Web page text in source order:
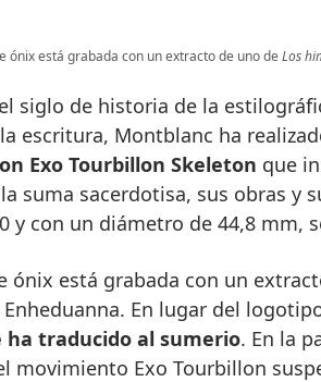
ónix está grabada con un extracto de uno deLos
siglo de historia de la
escritura, Montblanc ha
Exo Tourbillon Skeleton que
suma sacerdotisa, sus obras y
y con un diámetro de 44,8 mm,
ónix está grabada con un
Enheduanna. En lugar del
ha traducido al sumerio. En la
movimiento Exo Tourbillon